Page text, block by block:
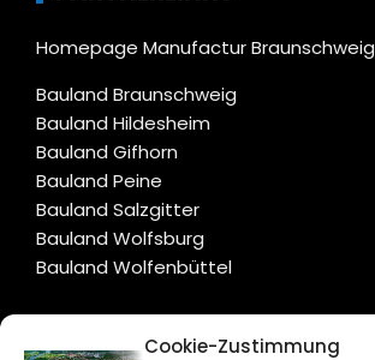
Cookie-Zustimmung
Homepage Manufactur Braunschweig
Bauland Braunschweig
Bauland Hildesheim
Bauland Gifhorn
Bauland Peine
Bauland Salzgitter
Bauland Wolfsburg
Bauland Wolfenbüttel
CITYLIFE!